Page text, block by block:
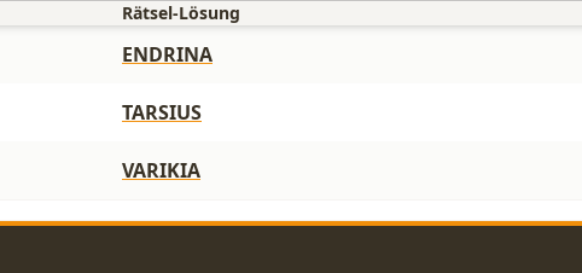
Rätsel-Lösung
ENDRINA
TARSIUS
VARIKIA